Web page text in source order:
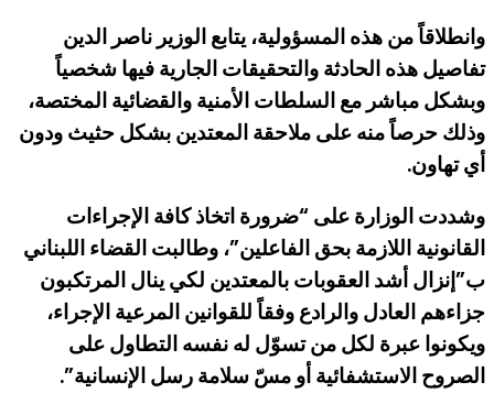
وانطلاقاً من هذه المسؤولية، يتابع الوزير ناصر الدين
تفاصيل هذه الحادثة والتحقيقات الجارية فيها شخصياً
وبشكل مباشر مع السلطات الأمنية والقضائية المختصة،
وذلك حرصاً منه على ملاحقة المعتدين بشكل حثيث ودون
أي تهاون.
وشددت الوزارة على “ضرورة اتخاذ كافة الإجراءات
القانونية اللازمة بحق الفاعلين”، وطالبت القضاء اللبناني
ب”إنزال أشد العقوبات بالمعتدين لكي ينال المرتكبون
جزاءهم العادل والرادع وفقاً للقوانين المرعية الإجراء،
ويكونوا عبرة لكل من تسوّل له نفسه التطاول على
الصروح الاستشفائية أو مسّ سلامة رسل الإنسانية”.